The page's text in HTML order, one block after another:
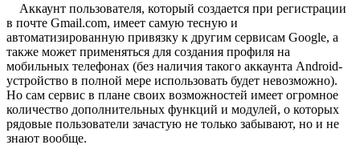
Аккаунт пользователя, который создается при регистрации
в почте Gmail.com, имеет самую тесную и
автоматизированную привязку к другим сервисам Google, а
также может применяться для создания профиля на
мобильных телефонах (без наличия такого аккаунта Android-
устройство в полной мере использовать будет невозможно).
Но сам сервис в плане своих возможностей имеет огромное
количество дополнительных функций и модулей, о которых
рядовые пользователи зачастую не только забывают, но и не
знают вообще.